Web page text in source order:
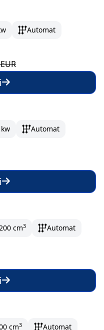
Automat
Automat
lună
cm3
Automat
cm3
Automat